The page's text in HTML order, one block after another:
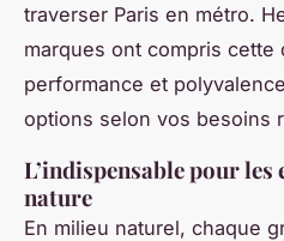
traverser Paris en métro.
marques ont compris cette
performance et
options selon vos besoins
L’indispensable pour les
nature
En milieu naturel, chaque